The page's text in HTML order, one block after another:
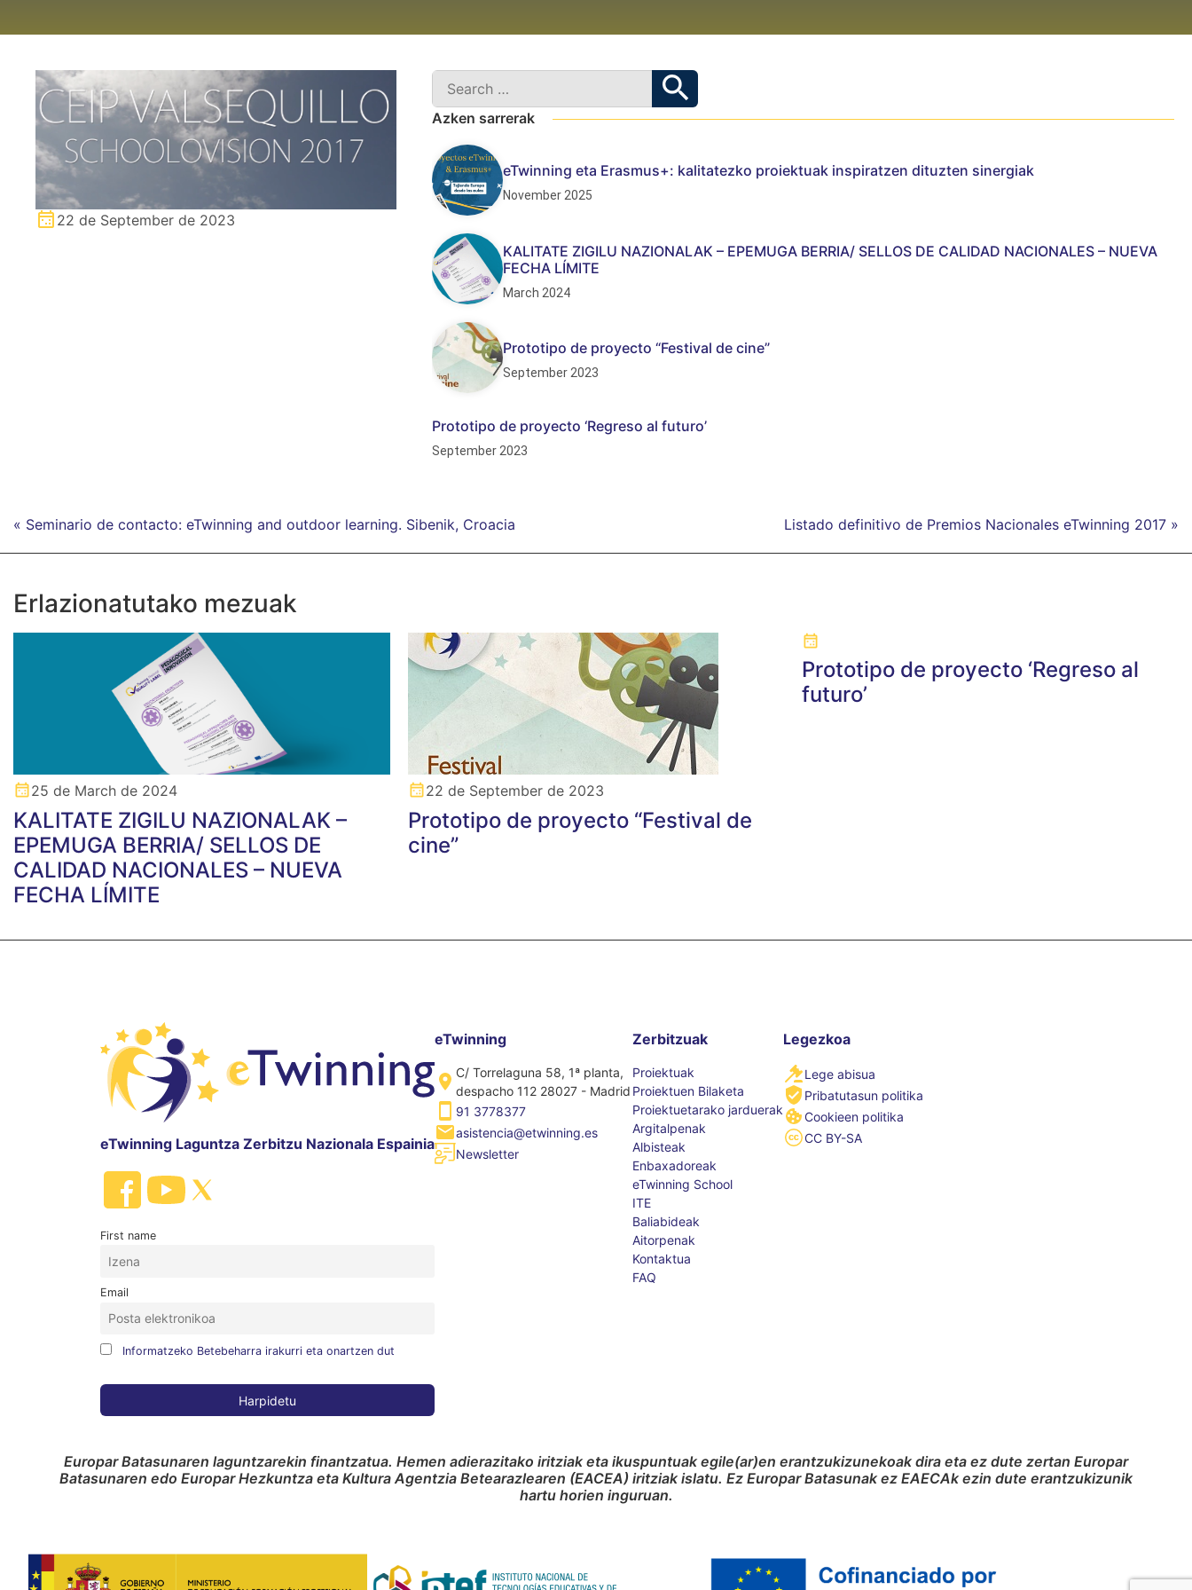
22 de September de 2023
Azken sarrerak
eTwinning eta Erasmus+: kalitatezko proiektuak inspiratzen dituzten sinergiak
November 2025
KALITATE ZIGILU NAZIONALAK – EPEMUGA BERRIA/ SELLOS DE CALIDAD NACIONALES – NUEVA
FECHA LÍMITE
March 2024
Prototipo de proyecto “Festival de cine”
September 2023
Prototipo de proyecto ‘Regreso al futuro’
September 2023
« Seminario de contacto: eTwinning and outdoor learning. Sibenik, Croacia Listado definitivo de Premios Nacionales eTwinning 2017 »
Erlazionatutako mezuak
25 de March de 2024
KALITATE ZIGILU NAZIONALAK –
EPEMUGA BERRIA/ SELLOS DE
CALIDAD NACIONALES – NUEVA
FECHA LÍMITE
22 de September de 2023
Prototipo de proyecto “Festival de
cine”
Prototipo de proyecto ‘Regreso al
futuro’
eTwinning Laguntza Zerbitzu Nazionala Espainia
First name
Email
Informatzeko Betebeharra irakurri eta onartzen dut
eTwinning
C/ Torrelaguna 58, 1ª planta,
despacho 112 28027 - Madrid
91 3778377
asistencia@etwinning.es
Newsletter
Zerbitzuak
Proiektuak
Proiektuen Bilaketa
Proiektuetarako jarduerak
Argitalpenak
Albisteak
Enbaxadoreak
eTwinning School
ITE
Baliabideak
Aitorpenak
Kontaktua
FAQ
Legezkoa
Lege abisua
Pribatutasun politika
Cookieen politika
CC BY-SA
Europar Batasunaren laguntzarekin finantzatua. Hemen adierazitako iritziak eta ikuspuntuak egile(ar)en erantzukizunekoak dira eta ez dute zertan Europar
Batasunaren edo Europar Hezkuntza eta Kultura Agentzia Betearazlearen (EACEA) iritziak islatu. Ez Europar Batasunak ez EAECAk ezin dute erantzukizunik
hartu horien inguruan.